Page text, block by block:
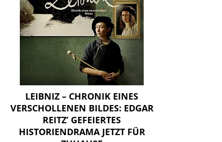
LEIBNIZ – CHRONIK EINES
VERSCHOLLENEN BILDES: EDGAR
REITZ’ GEFEIERTES
HISTORIENDRAMA JETZT FÜR